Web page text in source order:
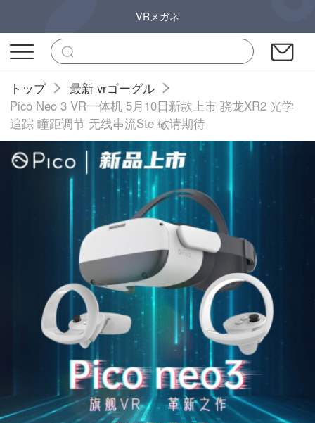
VRメガネ
トップ
最新 vrゴーグル
Pico Neo 3 VR一体机 5月10日新款上市 骁龙XR2 光学
追踪 瞳距调节 无线串流Ste 敬请期待